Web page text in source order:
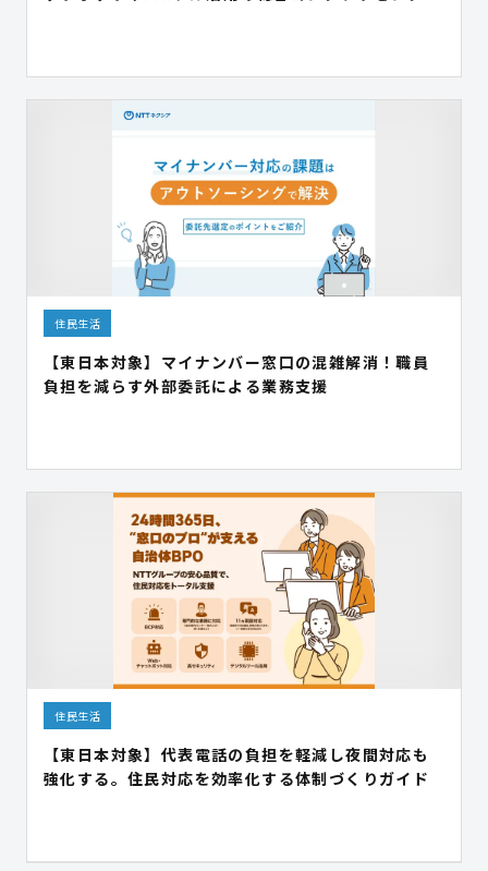
住民生活
【東日本対象】マイナンバー窓口の混雑解消！職員
負担を減らす外部委託による業務支援
住民生活
【東日本対象】代表電話の負担を軽減し夜間対応も
強化する。住民対応を効率化する体制づくりガイド